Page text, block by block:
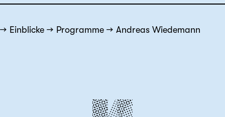
Einblicke Programme Andreas Wiedemann